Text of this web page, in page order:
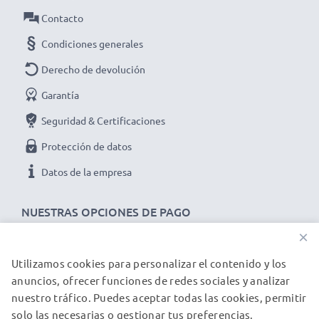
NUESTRAS OPCIONES DE PAGO
Contacto
Condiciones generales
Derecho de devolución
Garantía
Seguridad & Certificaciones
Protección de datos
Datos de la empresa
NUESTROS PARTNERS DE ENVÍO
×
Utilizamos cookies para personalizar el contenido y los
anuncios, ofrecer funciones de redes sociales y analizar
nuestro tráfico. Puedes aceptar todas las cookies, permitir
solo las necesarias o gestionar tus preferencias.